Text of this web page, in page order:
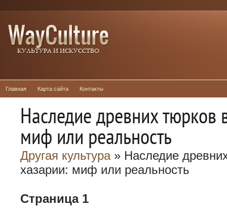
Главная Карта сайта Контакты
Наследие древних тюрков
миф или реальность
Другая культура» Наследие
хазарии: миф или реальность
Страница 1